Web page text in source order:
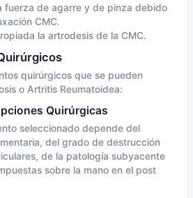
fuerza de agarre y de pinza debido
CMC.
la artrodesis de la CMC.
quirúrgicos que se pueden
o Artritis Reumatoidea:
Quirúrgicas
seleccionado depende del
del grado de destrucción
de la patología subyacente
sobre la mano en el post